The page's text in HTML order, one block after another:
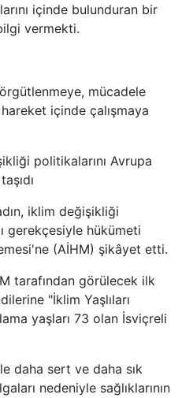
içinde bulunduran bir
vermekti.
mücadele
içinde çalışmaya
politikalarını Avrupa
iklim değişikliği
gerekçesiyle hükümeti
(AİHM) şikâyet etti.
tarafından görülecek ilk
"İklim Yaşlıları
yaşları 73 olan İsviçreli
daha sert ve daha sık
nedeniyle sağlıklarının